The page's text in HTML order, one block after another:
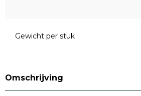
Gewicht per stuk
Omschrijving